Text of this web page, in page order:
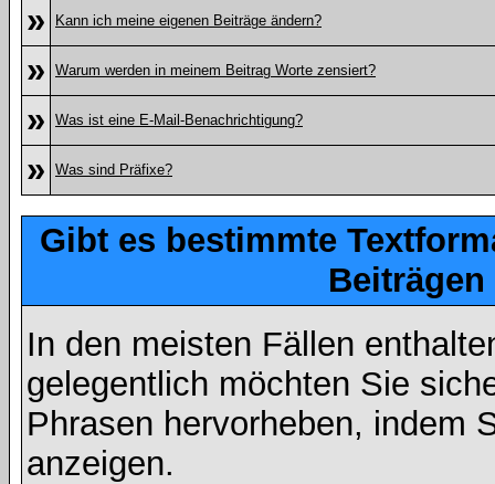
» Kann ich meine eigenen Beiträge ändern?
» Warum werden in meinem Beitrag Worte zensiert?
» Was ist eine E-Mail-Benachrichtigung?
» Was sind Präfixe?
Gibt es bestimmte
In den meisten Fällen
gelegentlich möchten Sie
Phrasen hervorheben, indem
anzeigen.